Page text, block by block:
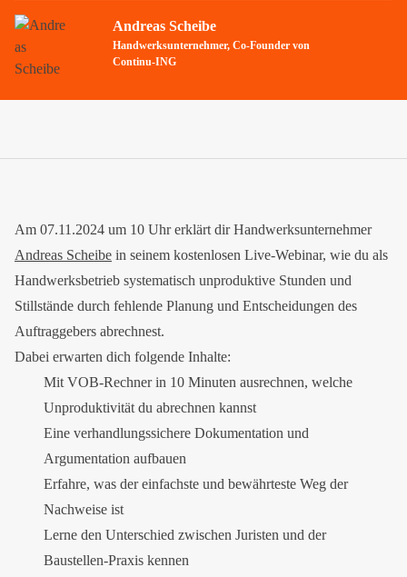
Andreas Scheibe
Handwerksunternehmer, Co-Founder von
Continu-ING
Am 07.11.2024 um 10 Uhr erklärt dir Handwerksunternehmer
Andreas Scheibe in seinem kostenlosen Live-Webinar, wie du als
Handwerksbetrieb systematisch unproduktive Stunden und
Stillstände durch fehlende Planung und Entscheidungen des
Auftraggebers abrechnest.
Dabei erwarten dich folgende Inhalte:
Mit VOB-Rechner in 10 Minuten ausrechnen, welche
Unproduktivität du abrechnen kannst
Eine verhandlungssichere Dokumentation und
Argumentation aufbauen
Erfahre, was der einfachste und bewährteste Weg der
Nachweise ist
Lerne den Unterschied zwischen Juristen und der
Baustellen-Praxis kennen